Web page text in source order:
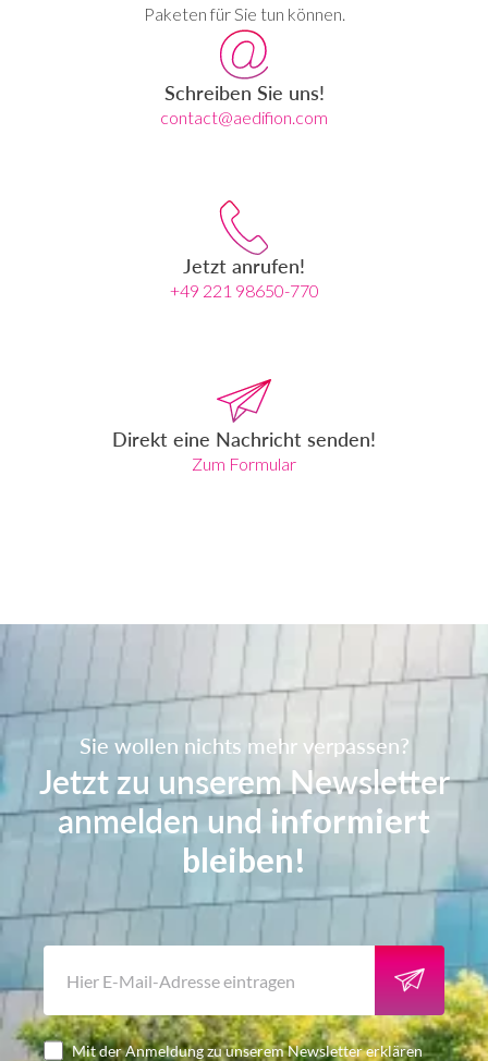
Paketen für Sie tun können.
Schreiben Sie uns!
contact@aedifion.com
Jetzt anrufen!
+49 221 98650-770
Direkt eine Nachricht senden!
Zum Formular
Sie wollen nichts mehr verpassen?
Jetzt zu unserem Newsletter
anmelden und informiert
bleiben!
Mit der Anmeldung zu unserem Newsletter erklären